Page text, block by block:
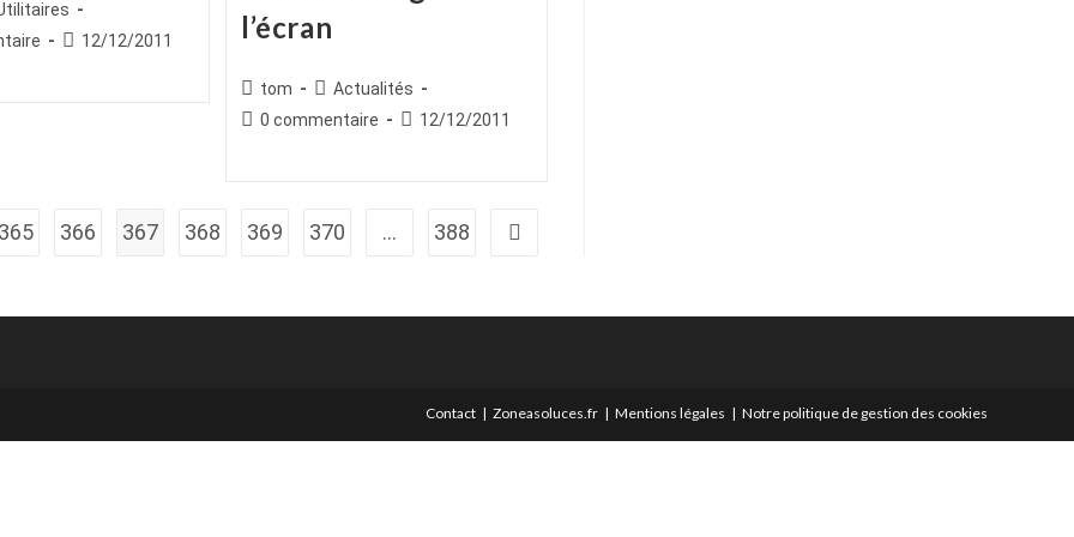
Publication
12/12/2011
l’écran
Auteur/autrice
de
tom
Post
category:
Actualités
Commentaires
0 commentaire
Publication
12/12/2011
365 366 367 368 369 370 … 388
Contact Zoneasoluces.fr Mentions légales Notre politique de gestion des cookies